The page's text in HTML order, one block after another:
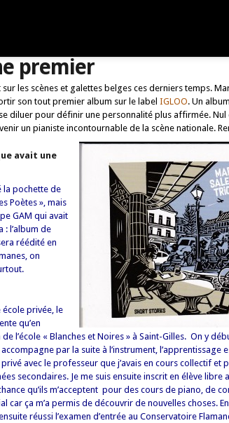
premier
les scènes et galettes belges ces derniers temps.
son tout premier album sur le label IGLOO. Un
diluer pour définir une personnalité plus affirmée.
un pianiste incontournable de la scène nationale.
avait une
la pochette de
Poètes », mais
GAM qui avait
: l’album de
réédité en
on
école privée, le
qu’en
l’école « Blanches et Noires » à Saint-Gilles. On y
par la suite à l’instrument, l’apprentissage
avec le professeur que j’avais en cours collectif et
secondaires. Je me suis ensuite inscrit en élève libre
qu’ils m’acceptent pour des cours de piano, de
car ça m’a permis de découvrir de nouvelles choses.
réussi l’examen d’entrée au Conservatoire